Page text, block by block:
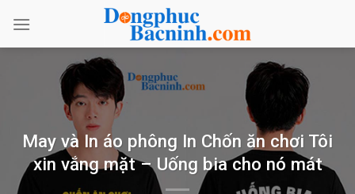
qua
nội
May và In áo phông In Chốn ăn chơi Tôi
xin vắng mặt – Uống bia cho nó mát